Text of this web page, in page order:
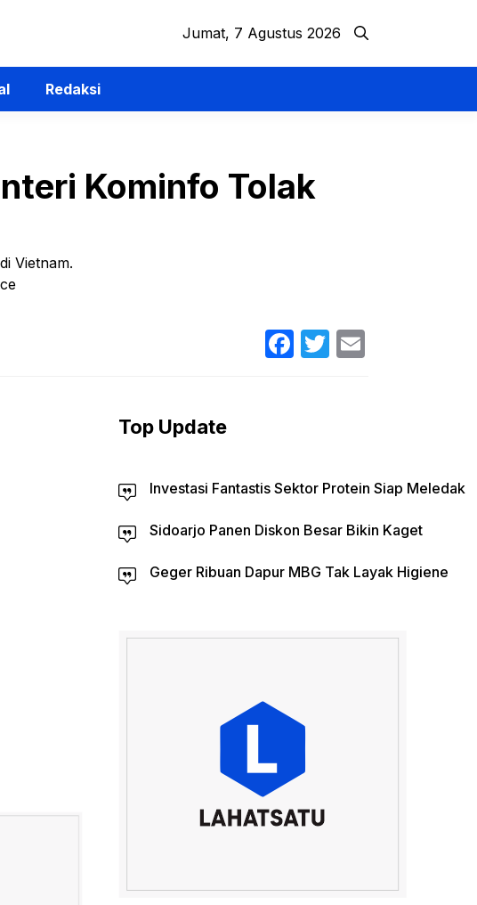
Jumat, 7 Agustus 2026
Redaksi
Kominfo Tolak
Vietnam.
Facebook
Twitter
Top Update
Investasi Fantastis Sektor Protein Siap Meledak
Sidoarjo Panen Diskon Besar Bikin Kaget
Geger Ribuan Dapur MBG Tak Layak Higiene